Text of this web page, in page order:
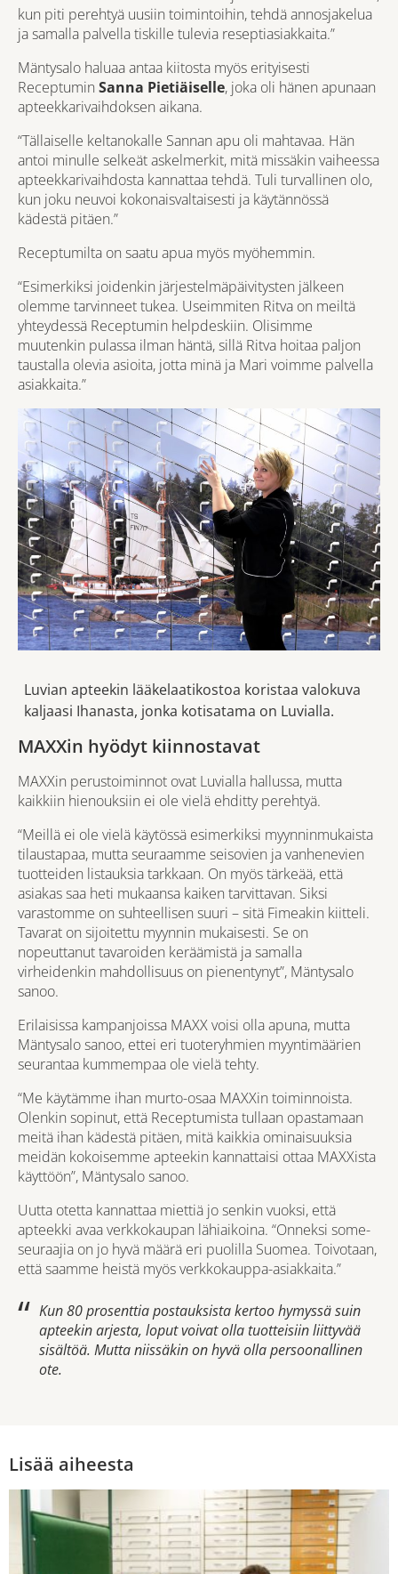
kun piti perehtyä uusiin toimintoihin, tehdä annosjakelua
ja samalla palvella tiskille tulevia reseptiasiakkaita.”
Mäntysalo haluaa antaa kiitosta myös erityisesti
Receptumin Sanna Pietiäiselle, joka oli hänen apunaan
apteekkarivaihdoksen aikana.
“Tällaiselle keltanokalle Sannan apu oli mahtavaa. Hän
antoi minulle selkeät askelmerkit, mitä missäkin vaiheessa
apteekkarivaihdosta kannattaa tehdä. Tuli turvallinen olo,
kun joku neuvoi kokonaisvaltaisesti ja käytännössä
kädestä pitäen.”
Receptumilta on saatu apua myös myöhemmin.
“Esimerkiksi joidenkin järjestelmäpäivitysten jälkeen
olemme tarvinneet tukea. Useimmiten Ritva on meiltä
yhteydessä Receptumin helpdeskiin. Olisimme
muutenkin pulassa ilman häntä, sillä Ritva hoitaa paljon
taustalla olevia asioita, jotta minä ja Mari voimme palvella
asiakkaita.”
Luvian apteekin lääkelaatikostoa koristaa valokuva
kaljaasi Ihanasta, jonka kotisatama on Luvialla.
MAXXin hyödyt kiinnostavat
MAXXin perustoiminnot ovat Luvialla hallussa, mutta
kaikkiin hienouksiin ei ole vielä ehditty perehtyä.
“Meillä ei ole vielä käytössä esimerkiksi myynninmukaista
tilaustapaa, mutta seuraamme seisovien ja vanhenevien
tuotteiden listauksia tarkkaan. On myös tärkeää, että
asiakas saa heti mukaansa kaiken tarvittavan. Siksi
varastomme on suhteellisen suuri – sitä Fimeakin kiitteli.
Tavarat on sijoitettu myynnin mukaisesti. Se on
nopeuttanut tavaroiden keräämistä ja samalla
virheidenkin mahdollisuus on pienentynyt”, Mäntysalo
sanoo.
Erilaisissa kampanjoissa MAXX voisi olla apuna, mutta
Mäntysalo sanoo, ettei eri tuoteryhmien myyntimäärien
seurantaa kummempaa ole vielä tehty.
“Me käytämme ihan murto-osaa MAXXin toiminnoista.
Olenkin sopinut, että Receptumista tullaan opastamaan
meitä ihan kädestä pitäen, mitä kaikkia ominaisuuksia
meidän kokoisemme apteekin kannattaisi ottaa MAXXista
käyttöön”, Mäntysalo sanoo.
Uutta otetta kannattaa miettiä jo senkin vuoksi, että
apteekki avaa verkkokaupan lähiaikoina. “Onneksi some-
seuraajia on jo hyvä määrä eri puolilla Suomea. Toivotaan,
että saamme heistä myös verkkokauppa-asiakkaita.”
Kun 80 prosenttia postauksista kertoo hymyssä suin
apteekin arjesta, loput voivat olla tuotteisiin liittyvää
sisältöä. Mutta niissäkin on hyvä olla persoonallinen
ote.
Lisää aiheesta